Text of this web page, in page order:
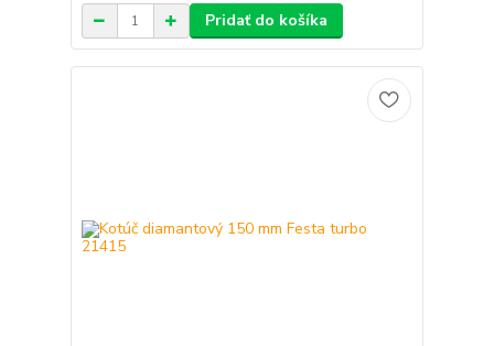
Pridať do košíka